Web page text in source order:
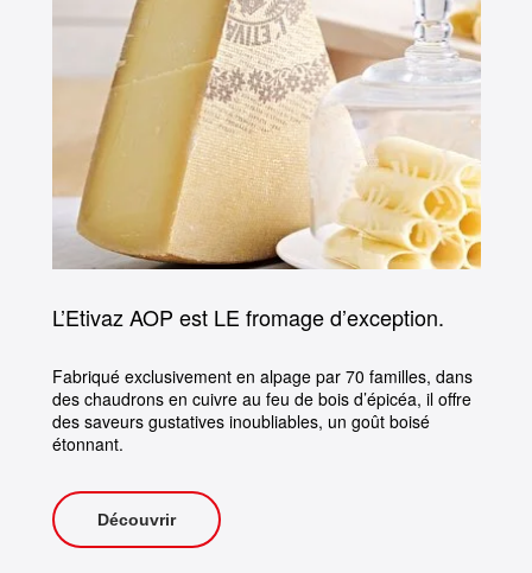
L’Etivaz AOP est LE fromage d’exception.
Fabriqué exclusivement en alpage par 70 familles, dans
des chaudrons en cuivre au feu de bois d’épicéa, il offre
des saveurs gustatives inoubliables, un goût boisé
étonnant.
Découvrir